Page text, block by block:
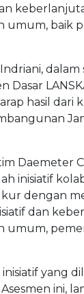
baik
dalam
hasil dari
Daemeter
inisiatif
dengan
dan
yang
ini,